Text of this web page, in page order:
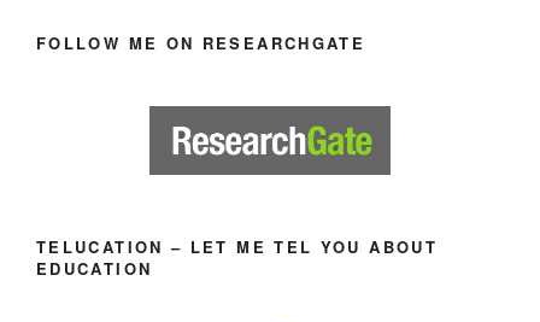
FOLLOW ME ON RESEARCHGATE
TELUCATION – LET ME TEL YOU ABOUT
EDUCATION